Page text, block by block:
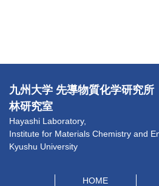
九州大学 先導物質化学研究所
林研究室
Hayashi Laboratory,
Institute for Materials Chemistry and
Kyushu University
HOME